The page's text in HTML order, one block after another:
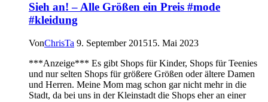
Sieh an! – Alle Größen ein Preis #mode
#kleidung
VonChrisTa 9. September 201515. Mai 2023
***Anzeige*** Es gibt Shops für Kinder, Shops für Teenies
und nur selten Shops für größere Größen oder ältere Damen
und Herren. Meine Mom mag schon gar nicht mehr in die
Stadt, da bei uns in der Kleinstadt die Shops eher an einer